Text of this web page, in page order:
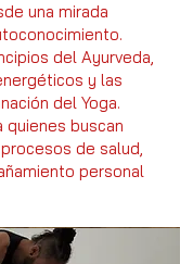
una mirada
del Ayurveda,
y las
del Yoga.
quienes buscan
de salud,
personal